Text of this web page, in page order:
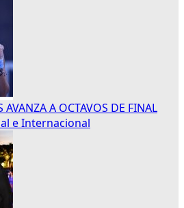
A OCTAVOS DE FINAL
e Internacional